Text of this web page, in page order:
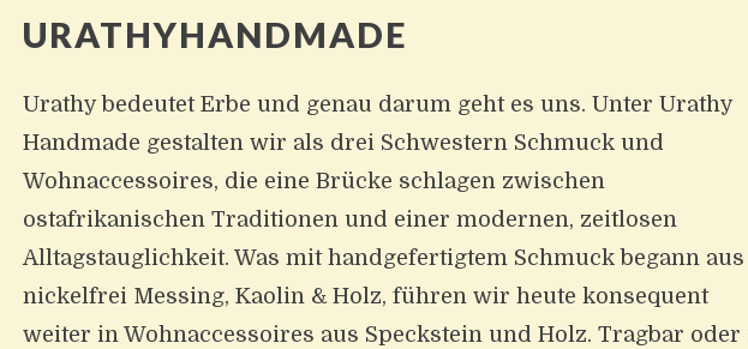
URATHYHANDMADE
Urathy bedeutet Erbe und genau darum geht es uns. Unter Urathy
Handmade gestalten wir als drei Schwestern Schmuck und
Wohnaccessoires, die eine Brücke schlagen zwischen
ostafrikanischen Traditionen und einer modernen, zeitlosen
Alltagstauglichkeit. Was mit handgefertigtem Schmuck begann aus
nickelfrei Messing, Kaolin & Holz, führen wir heute konsequent
weiter in Wohnaccessoires aus Speckstein und Holz. Tragbar oder